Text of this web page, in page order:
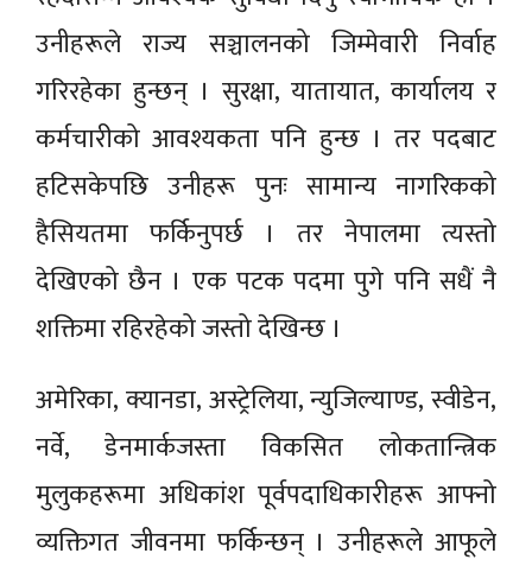
उनीहरूले राज्य सञ्चालनको जिम्मेवारी निर्वाह
गरिरहेका हुन्छन् । सुरक्षा, यातायात, कार्यालय र
कर्मचारीको आवश्यकता पनि हुन्छ । तर पदबाट
हटिसकेपछि उनीहरू पुनः सामान्य नागरिकको
हैसियतमा फर्किनुपर्छ । तर नेपालमा त्यस्तो
देखिएको छैन । एक पटक पदमा पुगे पनि सधैं नै
शक्तिमा रहिरहेको जस्तो देखिन्छ ।
अमेरिका, क्यानडा, अस्ट्रेलिया, न्युजिल्याण्ड, स्वीडेन,
नर्वे, डेनमार्कजस्ता विकसित लोकतान्त्रिक
मुलुकहरूमा अधिकांश पूर्वपदाधिकारीहरू आफ्नो
व्यक्तिगत जीवनमा फर्किन्छन् । उनीहरूले आफूले